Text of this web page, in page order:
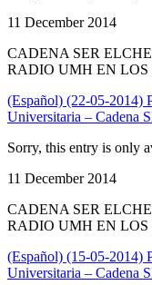
11 December 2014
CADENA SER
RADIO UMH EN LOS
(Español) (22-05-2014)
Universitaria – Cadena
Sorry, this entry is only
11 December 2014
CADENA SER
RADIO UMH EN LOS
(Español) (15-05-2014)
Universitaria – Cadena